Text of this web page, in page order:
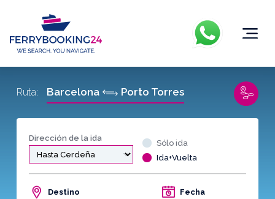
Dirección de la ida
Sólo ida
Ida+Vuelta
Destino Fecha
Ruta: Barcelona Porto Torres